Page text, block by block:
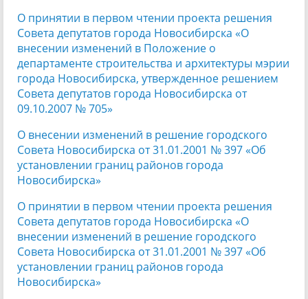
О принятии в первом чтении проекта решения
Совета депутатов города Новосибирска «О
внесении изменений в Положение о
департаменте строительства и архитектуры мэрии
города Новосибирска, утвержденное решением
Совета депутатов города Новосибирска от
09.10.2007 № 705»
О внесении изменений в решение городского
Совета Новосибирска от 31.01.2001 № 397 «Об
установлении границ районов города
Новосибирска»
О принятии в первом чтении проекта решения
Совета депутатов города Новосибирска «О
внесении изменений в решение городского
Совета Новосибирска от 31.01.2001 № 397 «Об
установлении границ районов города
Новосибирска»